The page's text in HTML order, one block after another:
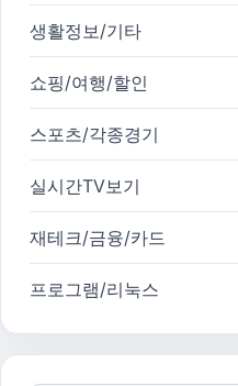
생활정보/기타
쇼핑/여행/할인
스포츠/각종경기
실시간TV보기
재테크/금융/카드
프로그램/리눅스